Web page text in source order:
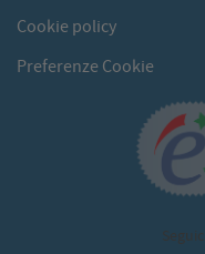
Cookie policy
Preferenze Cookie